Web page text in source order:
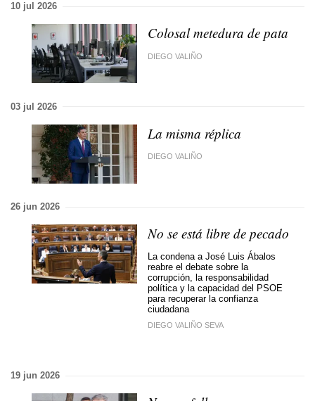
10 jul 2026
Colosal metedura de pata
DIEGO VALIÑO
03 jul 2026
La misma réplica
DIEGO VALIÑO
26 jun 2026
No se está libre de pecado
La condena a José Luis Ábalos
reabre el debate sobre la
corrupción, la responsabilidad
política y la capacidad del PSOE
para recuperar la confianza
ciudadana
DIEGO VALIÑO SEVA
19 jun 2026